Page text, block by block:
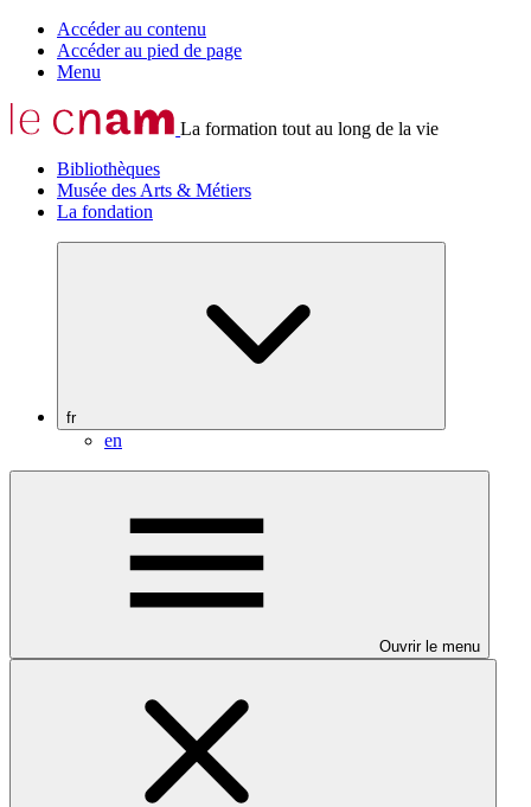
Accéder au contenu
Accéder au pied de page
Menu
La formation tout au long de la vie
Bibliothèques
Musée des Arts & Métiers
La fondation
fr
en
Ouvrir le menu